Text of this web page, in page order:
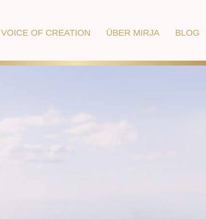
VOICE OF CREATION ÜBER MIRJA BLOG